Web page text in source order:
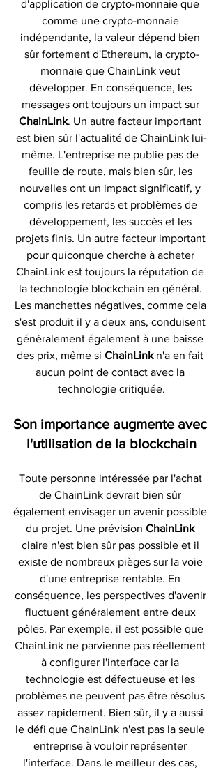
d'application de crypto-monnaie que
comme une crypto-monnaie
indépendante, la valeur dépend bien
sûr fortement d'Ethereum, la crypto-
monnaie que ChainLink veut
développer. En conséquence, les
messages ont toujours un impact sur
ChainLink. Un autre facteur important
est bien sûr l'actualité de ChainLink lui-
même. L'entreprise ne publie pas de
feuille de route, mais bien sûr, les
nouvelles ont un impact significatif, y
compris les retards et problèmes de
développement, les succès et les
projets finis. Un autre facteur important
pour quiconque cherche à acheter
ChainLink est toujours la réputation de
la technologie blockchain en général.
Les manchettes négatives, comme cela
s'est produit il y a deux ans, conduisent
généralement également à une baisse
des prix, même si ChainLink n'a en fait
aucun point de contact avec la
technologie critiquée.
Son importance augmente avec
l'utilisation de la blockchain
Toute personne intéressée par l'achat
de ChainLink devrait bien sûr
également envisager un avenir possible
du projet. Une prévision ChainLink
claire n'est bien sûr pas possible et il
existe de nombreux pièges sur la voie
d'une entreprise rentable. En
conséquence, les perspectives d'avenir
fluctuent généralement entre deux
pôles. Par exemple, il est possible que
ChainLink ne parvienne pas réellement
à configurer l'interface car la
technologie est défectueuse et les
problèmes ne peuvent pas être résolus
assez rapidement. Bien sûr, il y a aussi
le défi que ChainLink n'est pas la seule
entreprise à vouloir représenter
l'interface. Dans le meilleur des cas,